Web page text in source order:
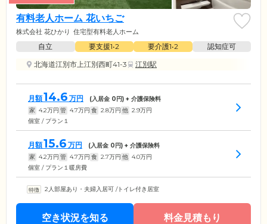
有料老人ホーム 花いちご
株式会社 花ひかり 住宅型有料老人ホーム
自立 要支援1•2 要介護1•2
認知症可
北海道江別市上江別西町41-3
江別駅
月額14.6 万円 (入居金 0円) + 介護保険料
家 4.2万円 管 4.7万円 食 2.8万円 他 2.9万円
個室 / プラン１
月額15.6 万円 (入居金 0円) + 介護保険料
家 4.2万円 管 4.7万円 食 2.7万円 他 4.0万円
個室 / プラン１暖房費
2人部屋あり・夫婦入居可 /トイレ付き居室
空き状況を知る 料金見積もり